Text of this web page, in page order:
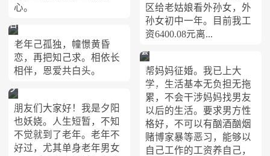
心。
白
云老年己孤独，幢憬黄昏
恋，再把知己求。相依长
相伴，恩爱共白头。
夕
阳
也
妖
朋友们大家好！我是夕阳
也妖娆。人生短暂，不知
不觉就到了老年。老年不
好过，尤其单身老年男女
一
半
区给老姑娘看外孙女，外
孙女初中一年。目前我工
资6400.08元离...
会
员
94539924
帮妈妈征婚。我已上大
学，生活基本无负担无拖
累，不会干涉妈妈找男友
以后的生活。要求男方性
格好，不可以有酗酒酗烟
赌博家暴等恶习，能够以
自己工作的工资养自己，